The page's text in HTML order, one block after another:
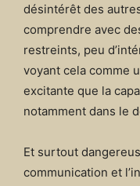
désintérêt des
comprendre avec
restreints, peu
voyant cela comme
excitante que la
notamment dans le
Et surtout
communication et